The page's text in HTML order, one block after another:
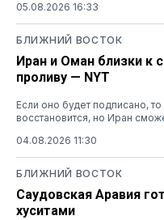
05.08.2026 16:33
БЛИЖНИЙ ВОСТОК
Иран и Оман близки к
проливу — NYT
Если оно будет подписано,
восстановится, но Иран
04.08.2026 11:30
БЛИЖНИЙ ВОСТОК
Саудовская Аравия
хуситами